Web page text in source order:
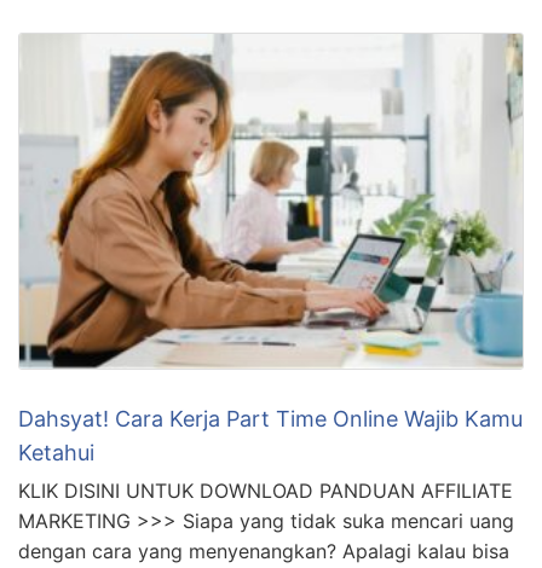
Dahsyat! Cara Kerja Part Time Online Wajib Kamu
Ketahui
KLIK DISINI UNTUK DOWNLOAD PANDUAN AFFILIATE
MARKETING >>> Siapa yang tidak suka mencari uang
dengan cara yang menyenangkan? Apalagi kalau bisa